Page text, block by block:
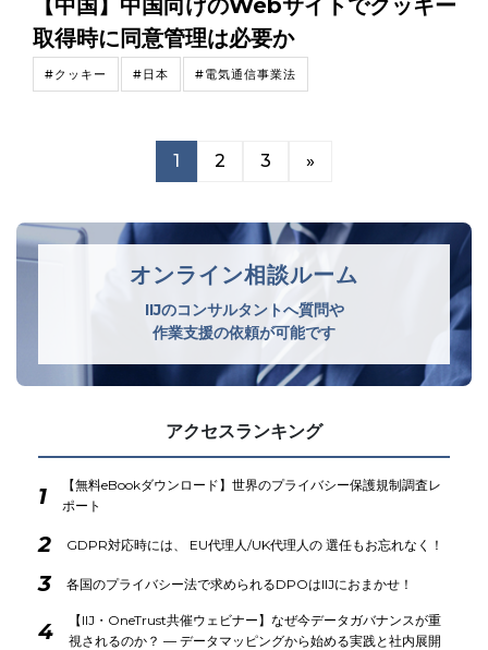
取得時に同意管理は必要か
#クッキー #日本 #電気通信事業法
1 2 3 »
オンライン相談ルーム
IIJのコンサルタントへ質問や
作業支援の依頼が可能です
アクセスランキング
1
【無料eBookダウンロード】世界のプライバシー保護規制調査レ
ポート
2 GDPR対応時には、 EU代理人/UK代理人の 選任もお忘れなく！
3 各国のプライバシー法で求められるDPOはIIJにおまかせ！
4
【IIJ・OneTrust共催ウェビナー】なぜ今データガバナンスが重
視されるのか？ ― データマッピングから始める実践と社内展開